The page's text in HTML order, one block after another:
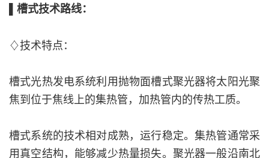
▌槽式技术路线：
♢技术特点：
槽式光热发电系统利用抛物面槽式聚光器将太阳光聚
焦到位于焦线上的集热管，加热管内的传热工质。
槽式系统的技术相对成熟，运行稳定。集热管通常采
用真空结构，能够减少热量损失。聚光器一般沿南北